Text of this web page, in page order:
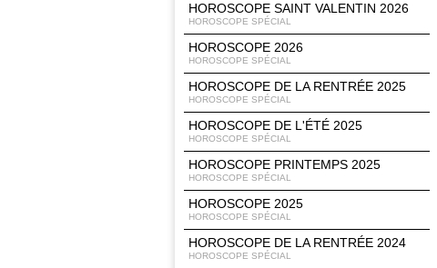
HOROSCOPE SAINT VALENTIN 2026
HOROSCOPE SPÉCIAL
HOROSCOPE 2026
HOROSCOPE SPÉCIAL
HOROSCOPE DE LA RENTRÉE 2025
HOROSCOPE SPÉCIAL
HOROSCOPE DE L'ÉTÉ 2025
HOROSCOPE SPÉCIAL
HOROSCOPE PRINTEMPS 2025
HOROSCOPE SPÉCIAL
HOROSCOPE 2025
HOROSCOPE SPÉCIAL
HOROSCOPE DE LA RENTRÉE 2024
HOROSCOPE SPÉCIAL